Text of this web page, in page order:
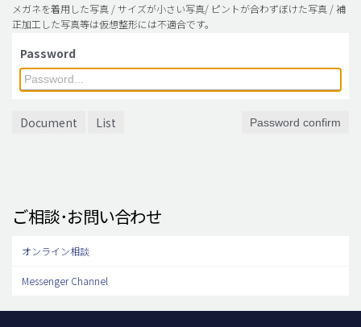
メガネを着用した写真 / サイズが小さい写真/ ピントが合わずぼけた写真 / 補
正加工した写真等は仮想整形には不適合です。
Password
Document List Password confirm
ご相談･お問い合わせ
オンライン相談
Messenger Channel